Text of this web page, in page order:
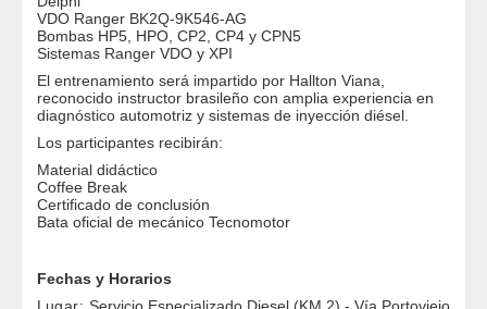
Temario
Sistemas DENSO G2/G3/G4
Bosch 2.16, 2.18, 2.1
CRIN 4.2
Cummins XPI
CRIN 3.3
VDO Ranger BK2Q-9K546-AG
Bombas HP5, HPO, CP2, CP4 y CPN5
Sistemas Ranger VDO y XPI
El entrenamiento será impartido por Hallton Viana,
Los participantes recibirán: